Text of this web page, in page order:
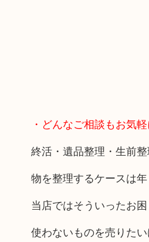
・どんなご相談もお気
終活・遺品整理・生前
物を整理するケースは年
当店ではそういったお
使わないものを売りた